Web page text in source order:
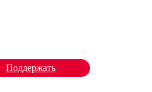
Поддержать